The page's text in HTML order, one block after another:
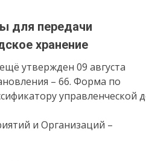
для передачи
хранение
утвержден 09 августа
– 66. Форма по
управленческой
и Организаций –